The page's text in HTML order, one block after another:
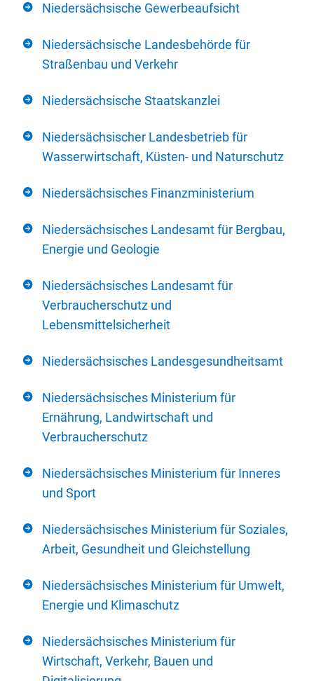
Niedersächsische Gewerbeaufsicht
Niedersächsische Landesbehörde für
Straßenbau und Verkehr
Niedersächsische Staatskanzlei
Niedersächsischer Landesbetrieb für
Wasserwirtschaft, Küsten- und Naturschutz
Niedersächsisches Finanzministerium
Niedersächsisches Landesamt für Bergbau,
Energie und Geologie
Niedersächsisches Landesamt für
Verbraucherschutz und
Lebensmittelsicherheit
Niedersächsisches Landesgesundheitsamt
Niedersächsisches Ministerium für
Ernährung, Landwirtschaft und
Verbraucherschutz
Niedersächsisches Ministerium für Inneres
und Sport
Niedersächsisches Ministerium für Soziales,
Arbeit, Gesundheit und Gleichstellung
Niedersächsisches Ministerium für Umwelt,
Energie und Klimaschutz
Niedersächsisches Ministerium für
Wirtschaft, Verkehr, Bauen und